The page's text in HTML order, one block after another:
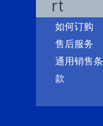
rt
如何订购
售后服务
通用销售条
款